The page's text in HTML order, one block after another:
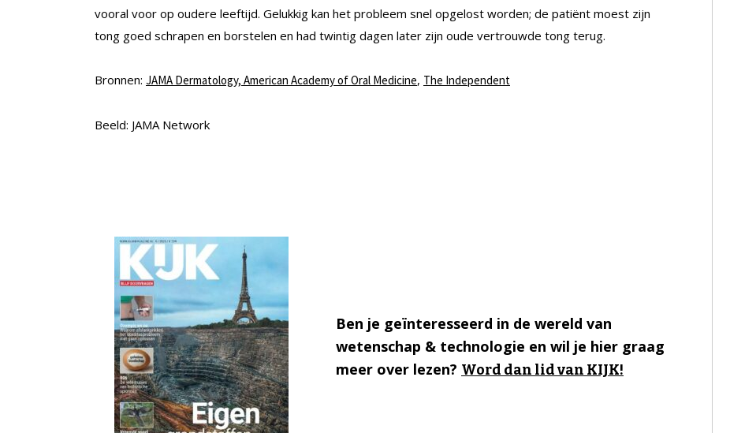
vooral voor op oudere leeftijd. Gelukkig kan het probleem snel opgelost worden; de patiënt moest zijn
tong goed schrapen en borstelen en had twintig dagen later zijn oude vertrouwde tong terug.
Bronnen: JAMA Dermatology, American Academy of Oral Medicine, The Independent
Beeld: JAMA Network
Ben je geïnteresseerd in de wereld van
wetenschap & technologie en wil je hier graag
meer over lezen? Word dan lid van KIJK!